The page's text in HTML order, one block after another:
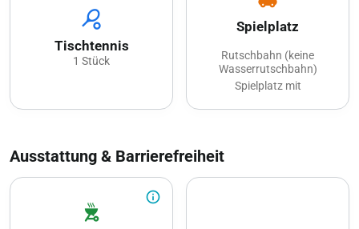
sports_tennis
Tischtennis
1 Stück
Spielplatz
Rutschbahn (keine
Wasserrutschbahn)
Spielplatz mit
mit Spielsachen
Ausstattung & Barrierefreiheit
info_outline
outdoor_grill